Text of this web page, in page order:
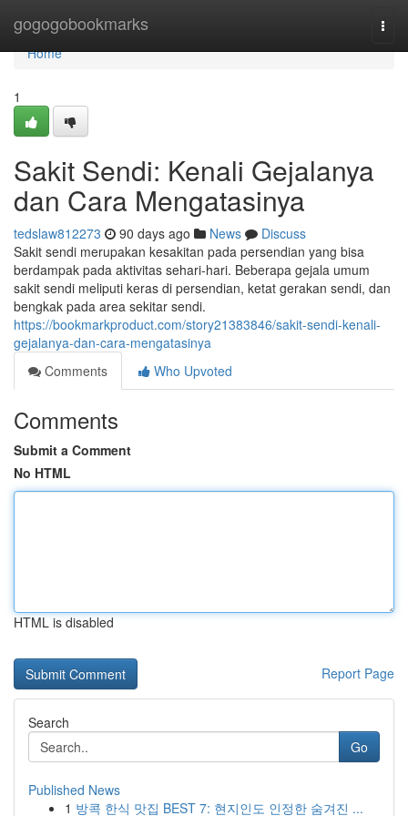
gogogobookmarks
Home
Home
1
Sakit Sendi: Kenali Gejalanya
dan Cara Mengatasinya
tedslaw812273 90 days ago News
Discuss
Sakit sendi merupakan kesakitan pada persendian yang bisa
berdampak pada aktivitas sehari-hari. Beberapa gejala umum
sakit sendi meliputi keras di persendian, ketat gerakan sendi, dan
bengkak pada area sekitar sendi.
https://bookmarkproduct.com/story21383846/sakit-sendi-kenali-
gejalanya-dan-cara-mengatasinya
Comments
Who Upvoted
Comments
Submit a Comment
No HTML
HTML is disabled
Report Page
Search
Go
Published News
1 방콕 한식 맛집 BEST 7: 현지인도 인정한 숨겨진 ...